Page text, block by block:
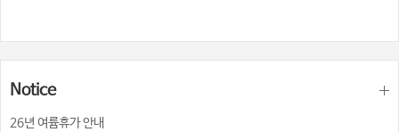
Notice
26년 여륨휴가 안내